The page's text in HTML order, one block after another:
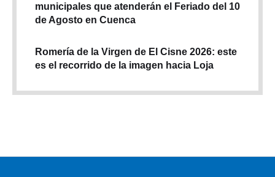
municipales que atenderán el Feriado del 10
de Agosto en Cuenca
Romería de la Virgen de El Cisne 2026: este
es el recorrido de la imagen hacia Loja